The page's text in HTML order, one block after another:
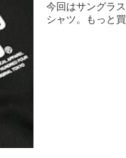
今回はサングラ
シャツ。もっと